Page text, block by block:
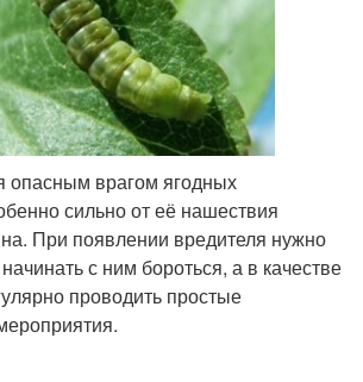
опасным врагом ягодных
сильно от её нашествия
При появлении вредителя нужно
с ним бороться, а в качестве
проводить простые